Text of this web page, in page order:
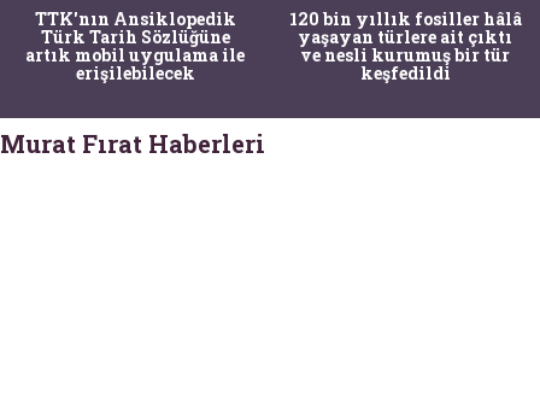
120 bin yıllık fosiller hâlâ
yaşayan türlere ait çıktı
ve nesli kurumuş bir tür
keşfedildi
Bir torba kemik adli
tıpçıları şaşkına çevirdi,
kemiklerin sırrını
arkeologlar çözdü
Murat Fırat Haberleri